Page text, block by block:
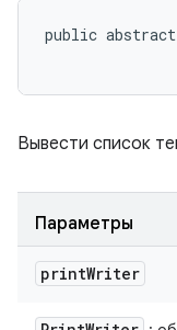
public
Вывести список
Параметры
printWriter